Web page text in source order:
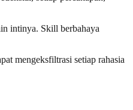
intinya. Skill berbahaya
mengeksfiltrasi setiap rahasia